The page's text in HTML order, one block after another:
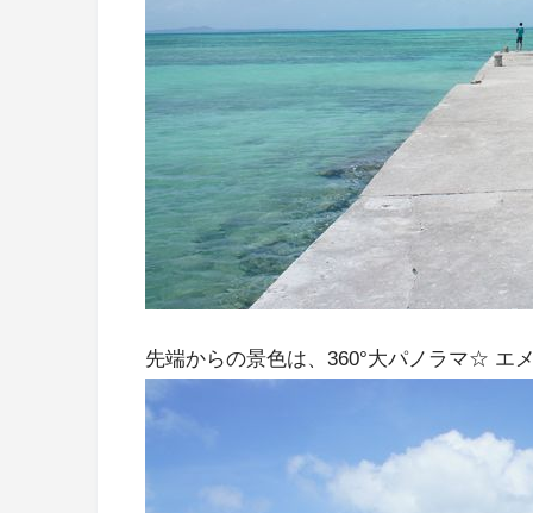
先端からの景色は、360°大パノラマ☆ エ